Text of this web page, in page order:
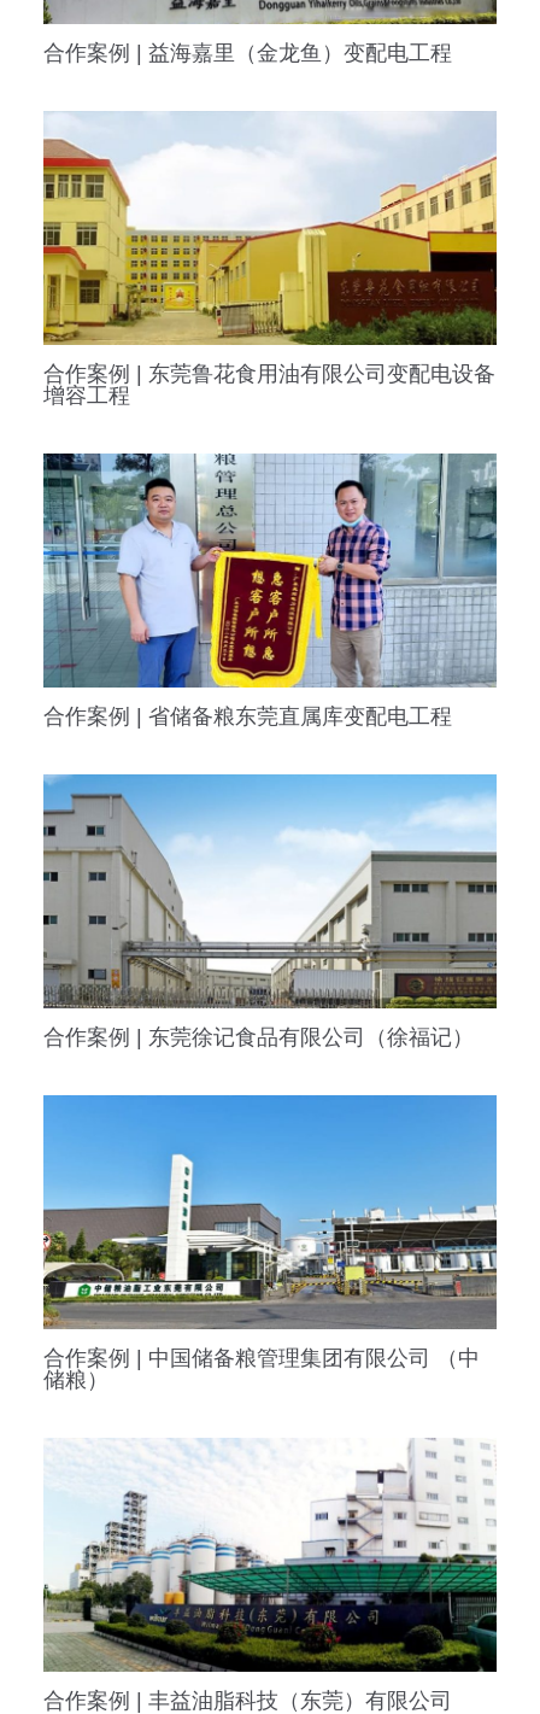
合作案例 | 益海嘉里（金龙鱼）变配电工程
合作案例 | 东莞鲁花食用油有限公司变配电设备
增容工程
合作案例 | 省储备粮东莞直属库变配电工程
合作案例 | 东莞徐记食品有限公司（徐福记）
合作案例 | 中国储备粮管理集团有限公司 （中
储粮）
合作案例 | 丰益油脂科技（东莞）有限公司